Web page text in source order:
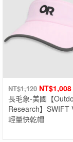
NT$1,120 NT$1,008
長毛象-美國【
Research】SWIFT
輕量快乾帽